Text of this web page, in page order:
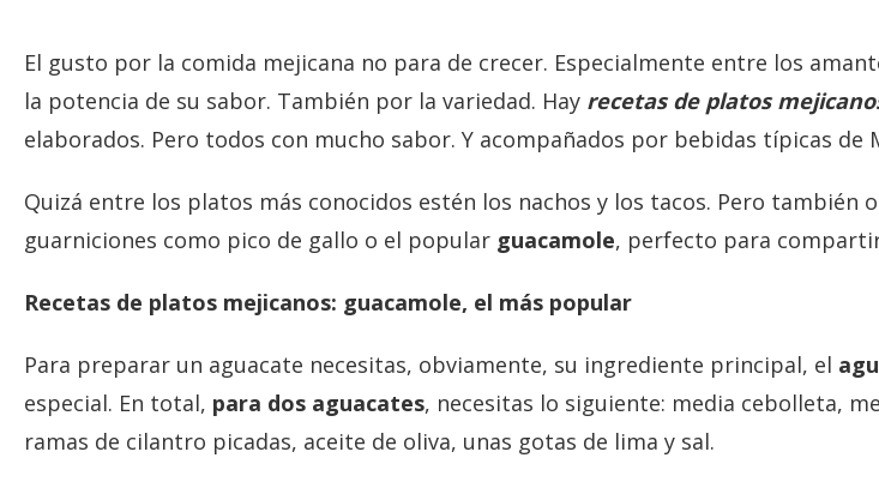
El gusto por la comida mejicana no para de crecer. Especialmente entre los
la potencia de su sabor. También por la variedad. Hay recetas de platos
elaborados. Pero todos con mucho sabor. Y acompañados por bebidas típicas de
Quizá entre los platos más conocidos estén los nachos y los tacos. Pero también
guarniciones como pico de gallo o el popular guacamole, perfecto para
Recetas de platos mejicanos: guacamole, el más popular
Para preparar un aguacate necesitas, obviamente, su ingrediente principal, el
especial. En total, para dos aguacates, necesitas lo siguiente: media cebolleta,
ramas de cilantro picadas, aceite de oliva, unas gotas de lima y sal.